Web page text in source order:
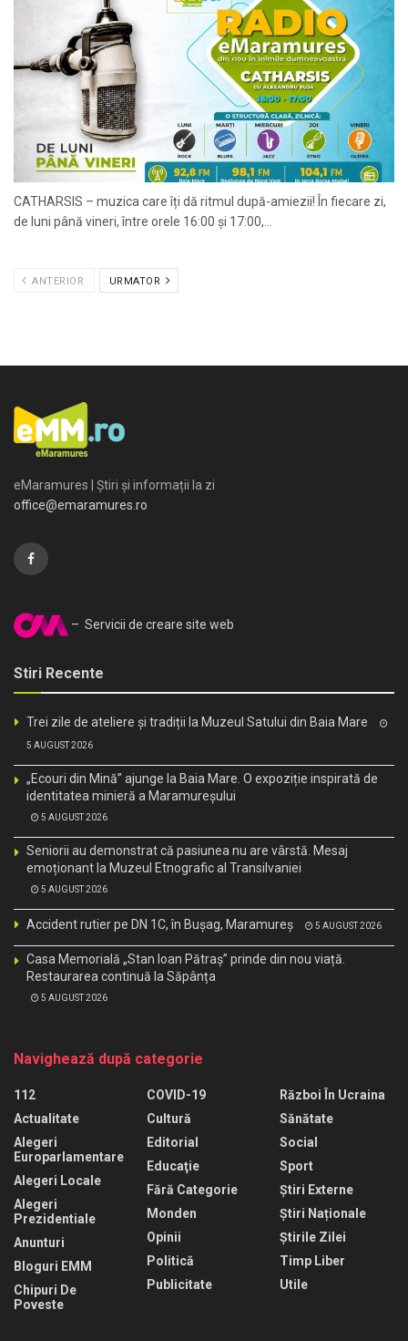
CATHARSIS – muzica care îți dă ritmul după-amiezii! În fiecare zi,
de luni până vineri, între orele 16:00 și 17:00,...
ANTERIOR URMATOR
eMaramures | Știri și informații la zi
office@emaramures.ro
– Servicii de creare site web
Stiri Recente
Trei zile de ateliere și tradiții la Muzeul Satului din Baia Mare
5 AUGUST 2026
„Ecouri din Mină” ajunge la Baia Mare. O expoziție inspirată de
identitatea minieră a Maramureșului
5 AUGUST 2026
Seniorii au demonstrat că pasiunea nu are vârstă. Mesaj
emoționant la Muzeul Etnografic al Transilvaniei
5 AUGUST 2026
Accident rutier pe DN 1C, în Bușag, Maramureș 5 AUGUST 2026
Casa Memorială „Stan Ioan Pătraș” prinde din nou viață.
Restaurarea continuă la Săpânța
5 AUGUST 2026
Navighează după categorie
112
Actualitate
Alegeri
Europarlamentare
Alegeri Locale
Alegeri
Prezidentiale
Anunturi
Bloguri EMM
Chipuri De
Poveste
COVID-19
Cultură
Editorial
Educaţie
Fără Categorie
Monden
Opinii
Politică
Publicitate
Război În Ucraina
Sănătate
Social
Sport
Știri Externe
Știri Naționale
Știrile Zilei
Timp Liber
Utile